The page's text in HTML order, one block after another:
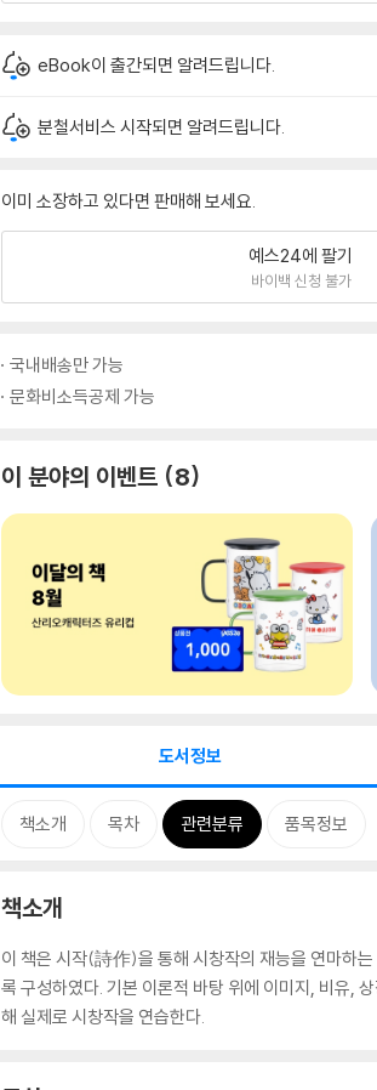
eBook이 출간되면 알려드립니다.
분철서비스 시작되면 알려드립니다.
이미 소장하고 있다면 판매해 보세요.
예스24에 팔기
바이백 신청 불가
국내배송만 가능
문화비소득공제 가능
이 분야의 이벤트 8
도서정보
책소개 목차 관련분류 품목정보
책소개
이 책은 시작(詩作)을 통해 시창작의 재능을 연마하
록 구성하였다. 기본 이론적 바탕 위에 이미지, 비유,
해 실제로 시창작을 연습한다.